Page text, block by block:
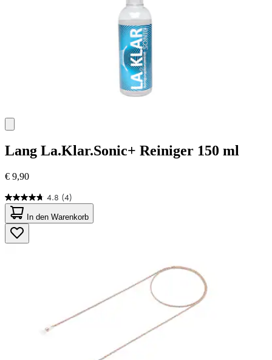
Lang La.Klar.Sonic+ Reiniger 150 ml
€ 9,90
4.8 (4)
4.8
von
5
Sternen.
4
In den Warenkorb